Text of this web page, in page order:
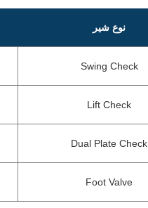
نوع شیر
Swing Check
Lift Check
Dual Plate Check
Foot Valve